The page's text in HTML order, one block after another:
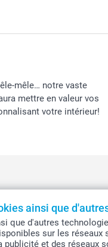
ainsi que
que d'autres
sur les
publicité et des
mêle… notre vaste
mettre en valeur vos
votre intérieur!
- Deutschland - France -